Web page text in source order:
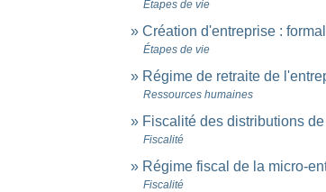
Étapes de vie
Création d'entreprise :
Étapes de vie
Régime de retraite de
Ressources humaines
Fiscalité des distributions
Fiscalité
Régime fiscal de la micro-
Fiscalité